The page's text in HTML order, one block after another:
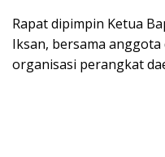
Rapat dipimpin Ketua
Iksan, bersama
organisasi perangkat